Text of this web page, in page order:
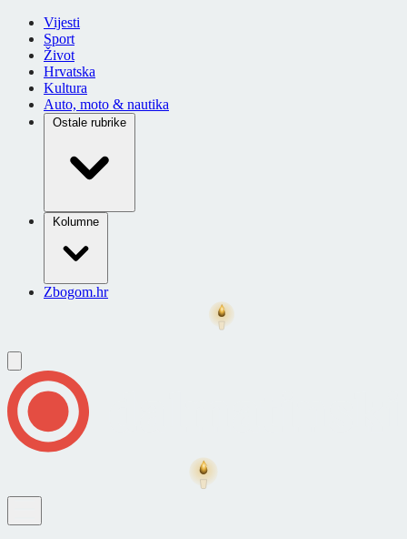
Vijesti
Sport
Život
Hrvatska
Kultura
Auto, moto & nautika
Ostale rubrike
Kolumne
Zbogom.hr